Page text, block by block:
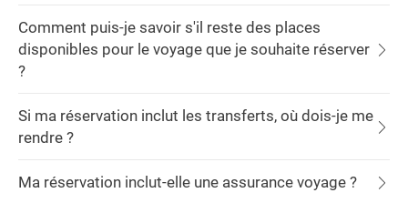
Comment puis-je savoir s'il reste des places
disponibles pour le voyage que je souhaite réserver
?
Si ma réservation inclut les transferts, où dois-je me
rendre ?
Ma réservation inclut-elle une assurance voyage ?